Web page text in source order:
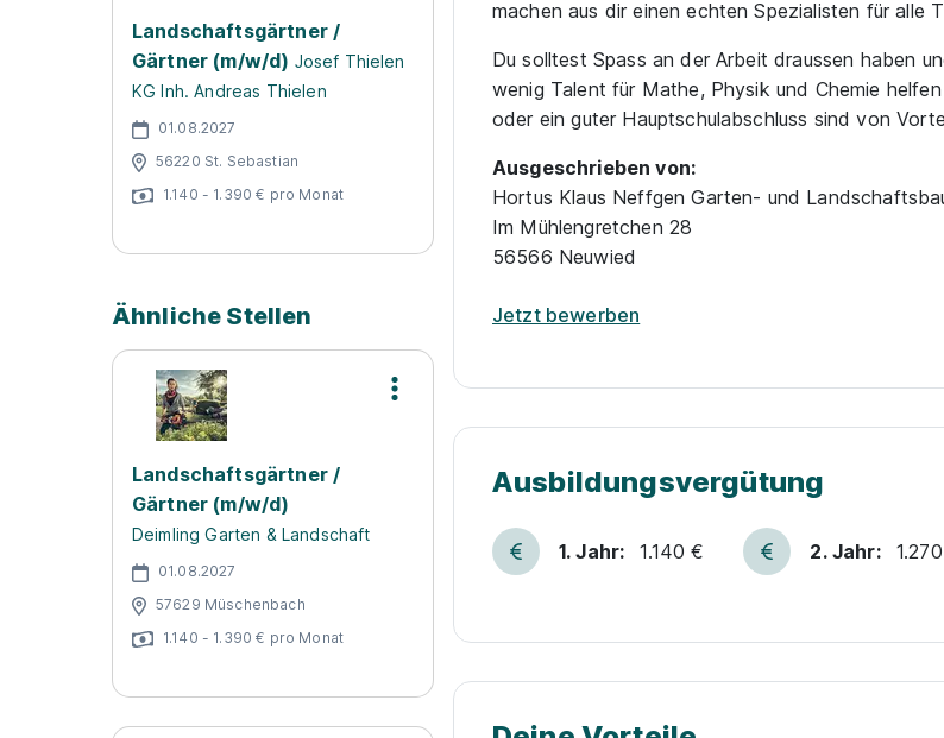
Landschaftsgärtner /
Gärtner (m/w/d) Josef Thielen
KG Inh. Andreas Thielen
01.08.2027
56220 St. Sebastian
1.140 - 1.390 € pro Monat
Ähnliche Stellen
Landschaftsgärtner /
Gärtner (m/w/d)
Deimling Garten & Landschaft
01.08.2027
57629 Müschenbach
1.140 - 1.390 € pro Monat
machen aus dir einen echten Spezialisten für alle
Du solltest Spass an der Arbeit draussen haben
wenig Talent für Mathe, Physik und Chemie
oder ein guter Hauptschulabschluss sind von
Ausgeschrieben von:
Hortus Klaus Neffgen Garten- und
Im Mühlengretchen 28
56566 Neuwied
Jetzt bewerben
Ausbildungsvergütung
1. Jahr: 1.140 € 2. Jahr: